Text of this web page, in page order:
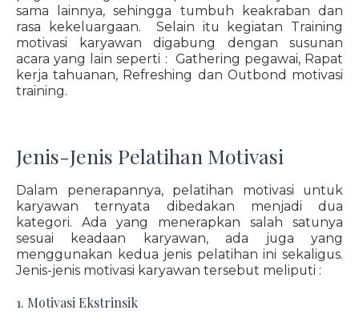
sama lainnya, sehingga tumbuh keakraban dan
rasa kekeluargaan. Selain itu kegiatan Training
motivasi karyawan digabung dengan susunan
acara yang lain seperti : Gathering pegawai, Rapat
kerja tahuanan, Refreshing dan Outbond motivasi
training.
Jenis-Jenis Pelatihan Motivasi
Dalam penerapannya, pelatihan motivasi untuk
karyawan ternyata dibedakan menjadi dua
kategori. Ada yang menerapkan salah satunya
sesuai keadaan karyawan, ada juga yang
menggunakan kedua jenis pelatihan ini sekaligus.
Jenis-jenis motivasi karyawan tersebut meliputi :
1. Motivasi Ekstrinsik